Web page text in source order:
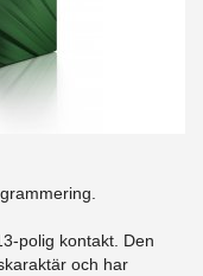
polig kontakt. Den
och har